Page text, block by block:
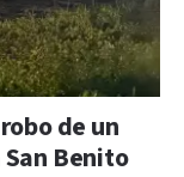
de un
Benito